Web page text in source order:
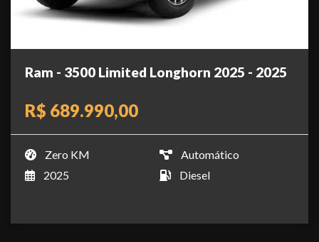
Ram - 3500 Limited Longhorn 2025 - 2025
R$ 689.990,00
Zero KM
Automático
2025
Diesel